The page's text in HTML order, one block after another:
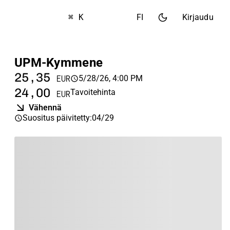
⌘ K FI Kirjaudu
UPM-Kymmene
25,35 EUR 5/28/26, 4:00 PM
24,00 EURTavoitehinta
Vähennä
Suositus päivitetty:04/29